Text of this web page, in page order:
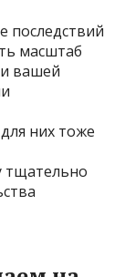
последствий
масштаб
вашей
них тоже
тщательно